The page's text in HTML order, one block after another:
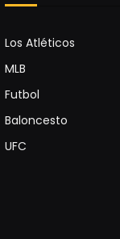
Los Atléticos
MLB
Futbol
Baloncesto
UFC